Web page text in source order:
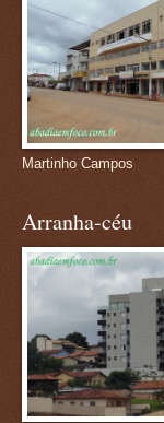
Martinho Campos
Arranha-céu